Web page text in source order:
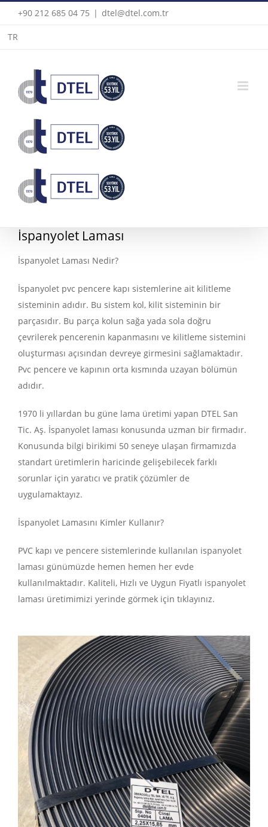
content
+90 212 685 04 75 | dtel@dtel.com.tr
TR
İspanyolet Laması
İspanyolet Laması Nedir?
İspanyolet pvc pencere kapı sistemlerine ait kilitleme
sisteminin adıdır. Bu sistem kol, kilit sisteminin bir
parçasıdır. Bu parça kolun sağa yada sola doğru
çevrilerek pencerenin kapanmasını ve kilitleme sistemini
oluşturması açısından devreye girmesini sağlamaktadır.
Pvc pencere ve kapının orta kısmında uzayan bölümün
adıdır.
1970 li yıllardan bu güne lama üretimi yapan DTEL San
Tic. Aş. İspanyolet laması konusunda uzman bir firmadır.
Konusunda bilgi birikimi 50 seneye ulaşan firmamızda
standart üretimlerin haricinde gelişebilecek farklı
sorunlar için yaratıcı ve pratik çözümler de
uygulamaktayız.
İspanyolet Lamasını Kimler Kullanır?
PVC kapı ve pencere sistemlerinde kullanılan ispanyolet
laması günümüzde hemen hemen her evde
kullanılmaktadır. Kaliteli, Hızlı ve Uygun Fiyatlı ispanyolet
laması üretimimizi yerinde görmek için tıklayınız.